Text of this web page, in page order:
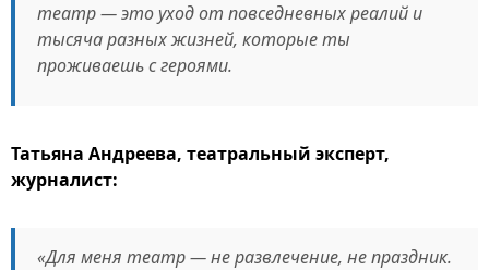
театр — это уход от повседневных реалий и
тысяча разных жизней, которые ты
проживаешь с героями.
Татьяна Андреева, театральный эксперт,
журналист:
«Для меня театр — не развлечение, не праздник.